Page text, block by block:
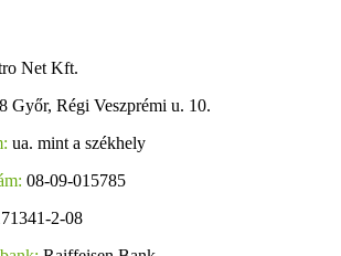
Net Kft.
Győr, Régi Veszprémi u. 10.
ua. mint a székhely
08-09-015785
2-08